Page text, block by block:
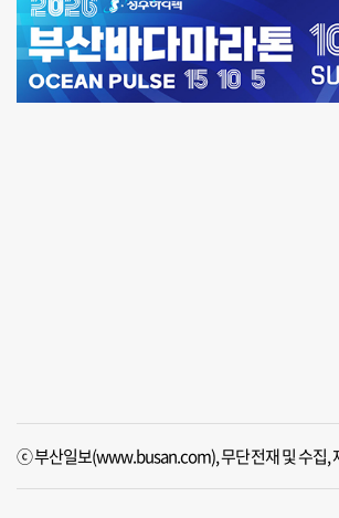
ⓒ 부산일보(www.busan.com), 무단전재 및 수집,